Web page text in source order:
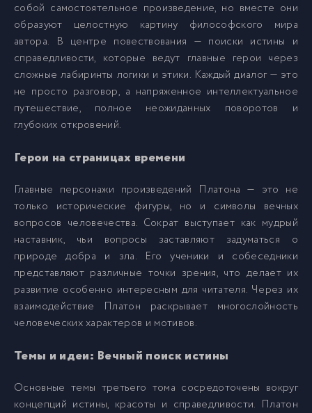
12 012
013
14 014
17 017
18 018
19 019
20
21 021
собой самостоятельное произведение, но вместе они
образуют целостную картину философского мира
автора. В центре повествования — поиски истины и
справедливости, которые ведут главные герои через
сложные лабиринты логики и этики. Каждый диалог — это
не просто разговор, а напряженное интеллектуальное
путешествие, полное неожиданных поворотов и
глубоких откровений.
Герои на страницах времени
Главные персонажи произведений Платона — это не
только исторические фигуры, но и символы вечных
вопросов человечества. Сократ выступает как мудрый
наставник, чьи вопросы заставляют задуматься о
природе добра и зла. Его ученики и собеседники
представляют различные точки зрения, что делает их
развитие особенно интересным для читателя. Через их
взаимодействие Платон раскрывает многослойность
человеческих характеров и мотивов.
Темы и идеи: Вечный поиск истины
Основные темы третьего тома сосредоточены вокруг
концепций истины, красоты и справедливости. Платон